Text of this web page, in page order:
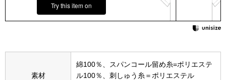
革小物
Try this item on
素材
綿100％、スパンコール留め糸=ポリエステ
ル100％、刺しゅう糸＝ポリエステル